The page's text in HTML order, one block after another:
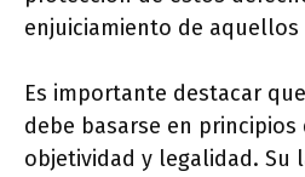
enjuiciamiento de
Es importante destacar
debe basarse en
objetividad y legalidad. Su